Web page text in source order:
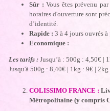
Sûr : Vous êtes prévenu
horaires d'ouverture sont
d’identité.
Rapide : 3 à 4 jours ouvrés
Economique :
Les tarifs : Jusqu’à : 500g : 4,50€ |
Jusqu'à 500g : 8,40€ | 1kg : 9€ |
COLISSIMO FRANCE :
Métropolitaine (y compris